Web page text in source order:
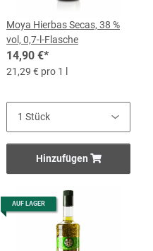
Moya Hierbas Secas, 38 %
vol, 0,7-l-Flasche
14,90 €*
21,29 € pro 1 l
Hinzufügen
AUF LAGER